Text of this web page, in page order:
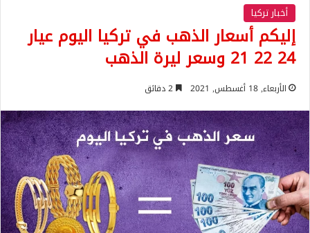
أخبار تركيا
إليكم أسعار الذهب في تركيا اليوم عيار
24 22 21 وسعر ليرة الذهب
الأربعاء, 18 أغسطس, 2021